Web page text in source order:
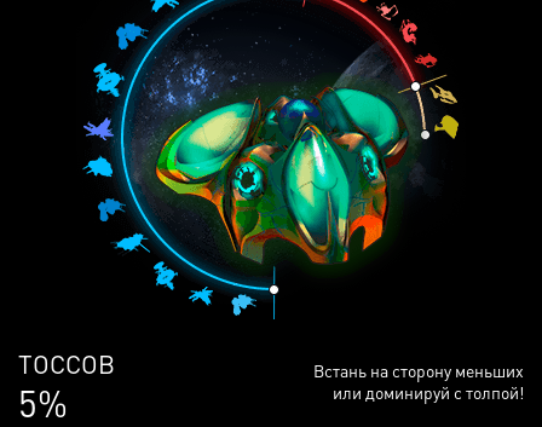
ЛЮДЕЙ
68%
Встань на сторону меньших
или доминируй с толпой!